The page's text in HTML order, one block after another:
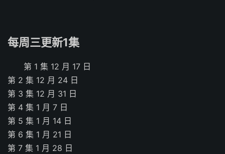
每周三更新1集
第 1 集 12 月 17 日
第 2 集 12 月 24 日
第 3 集 12 月 31 日
第 4 集 1 月 7 日
第 5 集 1 月 14 日
第 6 集 1 月 21 日
第 7 集 1 月 28 日